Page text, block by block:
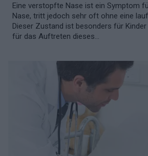
Eine verstopfte Nase ist ein Symptom
Nase, tritt jedoch sehr oft ohne eine
Dieser Zustand ist besonders für Kinder
für das Auftreten dieses...